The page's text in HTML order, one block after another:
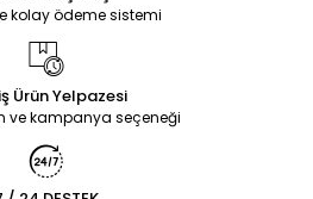
kolay ödeme sistemi
Ürün Yelpazesi
ve kampanya seçeneği